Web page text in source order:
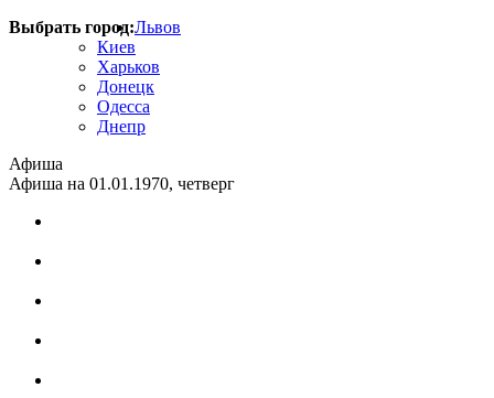
Выбрать город:Львов
Киев
Харьков
Донецк
Одесса
Днепр
Афиша
Афиша на 01.01.1970, четверг